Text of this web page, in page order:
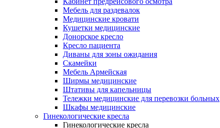
Мебель для раздевалок
Медицинские кровати
Кушетки медицинские
Донорское кресло
Кресло пациента
Диваны для зоны ожидания
Скамейки
Мебель Армейская
Ширмы медицинские
Штативы для капельницы
Тележки медицинские для перевозки больных
Шкафы медицинские
Гинекологические кресла
Гинекологические кресла